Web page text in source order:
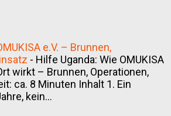
e.V. – Brunnen,
- Hilfe Uganda: Wie OMUKISA
wirkt – Brunnen, Operationen,
ca. 8 Minuten Inhalt 1. Ein
kein...